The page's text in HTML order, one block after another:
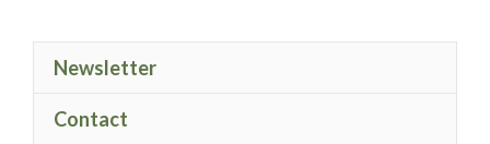
Newsletter
Contact